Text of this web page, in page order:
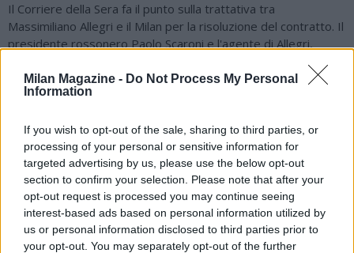
Milan Magazine - Do Not Process My Personal
Information
If you wish to opt-out of the sale, sharing to third parties, or
processing of your personal or sensitive information for
targeted advertising by us, please use the below opt-out
section to confirm your selection. Please note that after your
opt-out request is processed you may continue seeing
interest-based ads based on personal information utilized by
us or personal information disclosed to third parties prior to
your opt-out. You may separately opt-out of the further
Il Corriere della Sera fa il punto sulla trattativa tra
Massimiliano Allegri e il Milan per la risoluzione del contratto. Il
presidente rossonero Paolo Scaroni e l'agente di Allegri,
dettagli, in particolare quelli relativi allo staff del tecnico e
le due parti si rivedranno all'inizio della prossima settimana.
starebbe lavorando un compromesso che possa soddisfare
entrambe le parti. Il Milan prende tempo, non avendo gradito
la rapidità con cui Allegri ha trovato l'accordo con il Napoli,
ritenendo l'intesa maturata già prima della fine del
campionato. Nel frattempo, Massimiliano Allegri resta in
frequente contatto con il direttore sportivo del Napoli
Giovanni Manna per pianificare il futuro.